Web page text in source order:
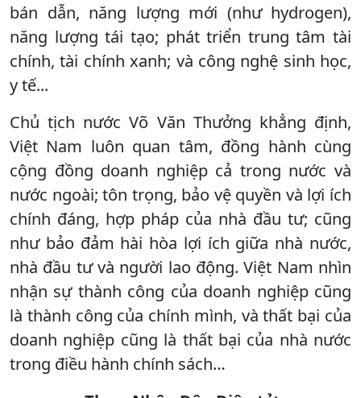
bán dẫn, năng lượng mới (như hydrogen),
năng lượng tái tạo; phát triển trung tâm tài
chính, tài chính xanh; và công nghệ sinh học,
y tế...
Chủ tịch nước Võ Văn Thưởng khẳng định,
Việt Nam luôn quan tâm, đồng hành cùng
cộng đồng doanh nghiệp cả trong nước và
nước ngoài; tôn trọng, bảo vệ quyền và lợi ích
chính đáng, hợp pháp của nhà đầu tư; cũng
như bảo đảm hài hòa lợi ích giữa nhà nước,
nhà đầu tư và người lao động. Việt Nam nhìn
nhận sự thành công của doanh nghiệp cũng
là thành công của chính mình, và thất bại của
doanh nghiệp cũng là thất bại của nhà nước
trong điều hành chính sách…